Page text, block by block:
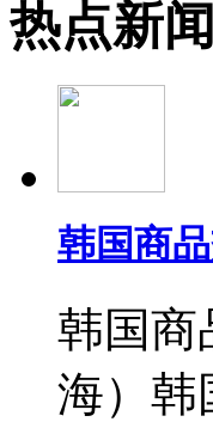
热点新闻
韩国商
韩国商
海）韩